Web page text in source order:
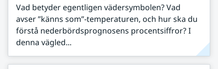
Vad betyder egentligen vädersymbolen? Vad
avser ”känns som”-temperaturen, och hur ska du
förstå nederbördsprognosens procentsiffror? I
denna vägled...